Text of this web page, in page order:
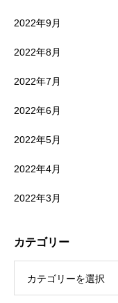
2022年9月
2022年8月
2022年7月
2022年6月
2022年5月
2022年4月
2022年3月
カテゴリー
カテゴリーを選択